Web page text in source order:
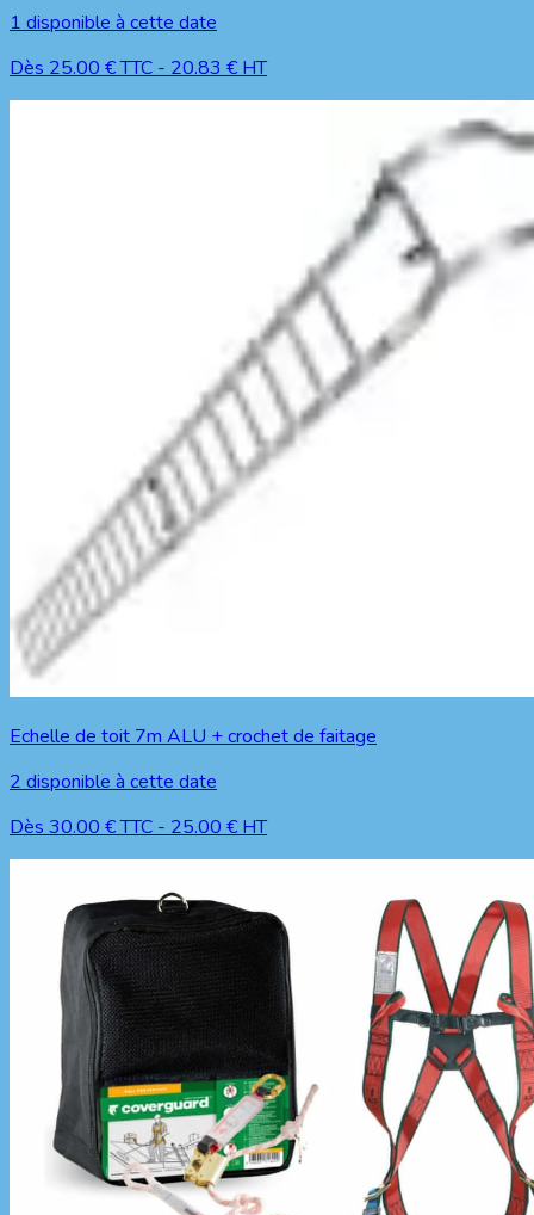
1 disponible à cette date
Dès 25.00 € TTC - 20.83 € HT
Echelle de toit 7m ALU + crochet de faitage
2 disponible à cette date
Dès 30.00 € TTC - 25.00 € HT